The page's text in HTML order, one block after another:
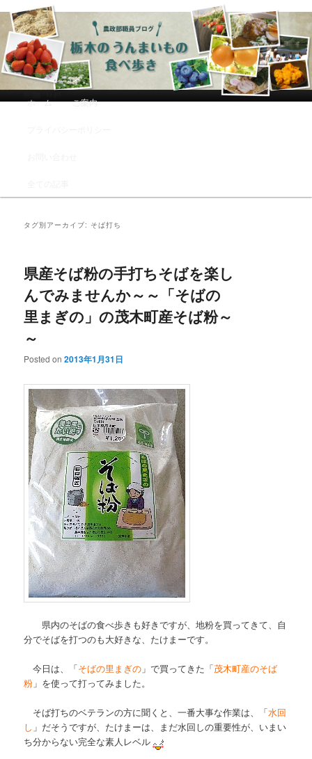
農政部職員ブログ「栃木のうんまい
もの食べ歩き」
メインコンテンツへ移動
サブコンテンツへ移動
ホーム ご案内
タグ別アーカイブ: そば打ち
県産そば粉の手打ちそばを楽し
んでみませんか～～「そばの
里まぎの」の茂木町産そば粉～
～
Posted on2013年1月31日
県内のそばの食べ歩きも好きですが、地粉を買ってきて、自
分でそばを打つのも大好きな、たけまーです。
今日は、「そばの里まぎの 」で買ってきた「茂木町産のそば
粉 」を使って打ってみました。
そば打ちのベテランの方に聞くと、一番大事な作業は、「水回
し 」だそうですが、たけまーは、まだ水回しの重要性が、いまい
ち分からない完全な素人レベル